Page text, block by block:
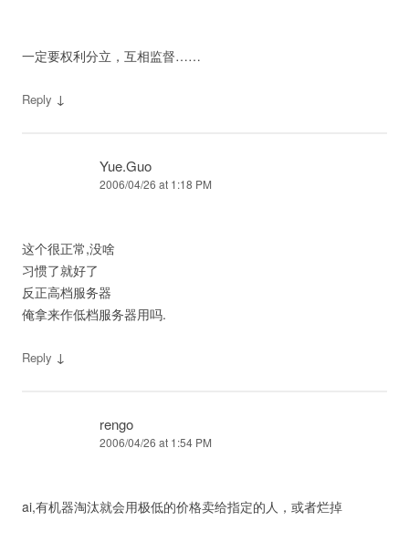
一定要权利分立，互相监督……
Reply ↓
Yue.Guo
2006/04/26 at 1:18 PM
这个很正常,没啥
习惯了就好了
反正高档服务器
俺拿来作低档服务器用吗.
Reply ↓
rengo
2006/04/26 at 1:54 PM
ai,有机器淘汰就会用极低的价格卖给指定的人，或者烂掉